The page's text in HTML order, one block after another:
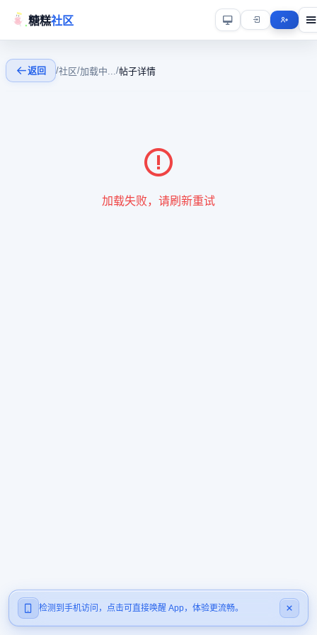
糖糕社区
检测到手机访问，点击可直接唤醒 App，体验更流畅。
返回 /社区/加载中.../帖子详情
加载失败，请刷新重试